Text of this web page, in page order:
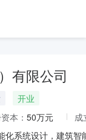
有限公司
开业
本： 50万元
成